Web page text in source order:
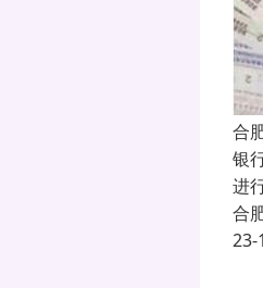
合
银
进
合
23-